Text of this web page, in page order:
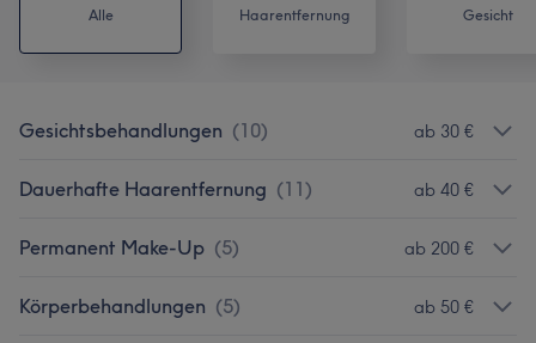
Alle Haarentfernung Gesicht
Gesichtsbehandlungen (10) ab 30 €
Dauerhafte Haarentfernung (11) ab 40 €
Permanent Make-Up (5) ab 200 €
Körperbehandlungen (5) ab 50 €